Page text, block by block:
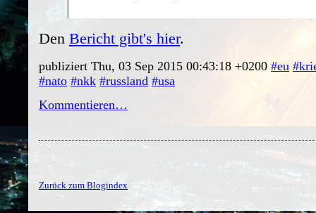
Den Bericht gibt's hier.
publiziert Thu, 03 Sep 2015 00:43:18 +0200 #eu
#nato #nkk #russland #usa
Kommentieren…
Zurück zum Blogindex